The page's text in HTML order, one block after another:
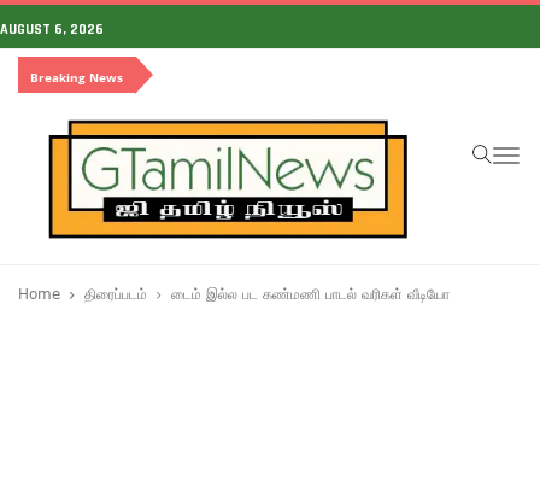
AUGUST 6, 2026
Breaking News
Home திரைப்படம் டைம் இல்ல பட கண்மணி பாடல் வரிகள் வீடியோ